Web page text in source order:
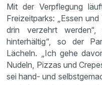
Mit der Verpflegung
Freizeitparks: „Essen
drin verzehrt
hinterhältig“, so der
Lächeln. „Ich gehe
Nudeln, Pizzas und
sei hand- und